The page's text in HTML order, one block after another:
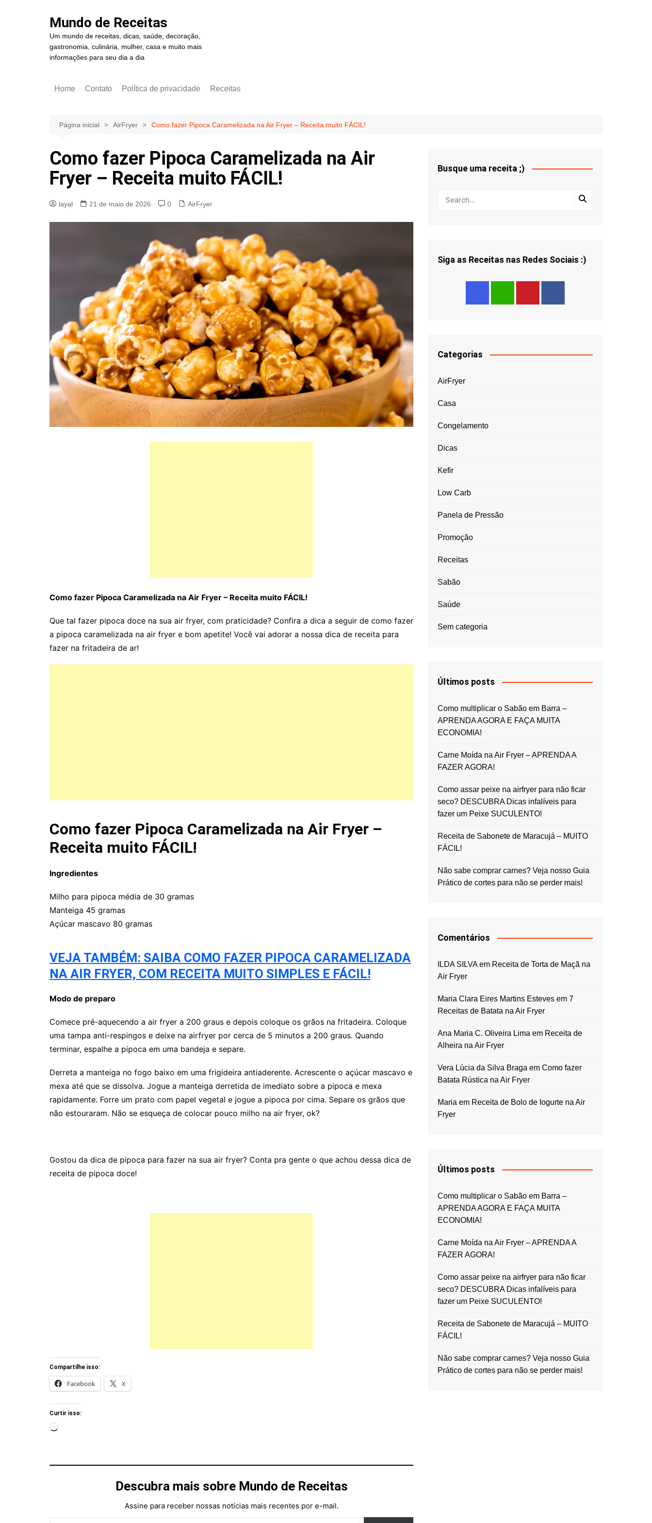
Mundo de Receitas
Um mundo de receitas, dicas, saúde, decoração,
gastronomia, culinária, mulher, casa e muito mais
informações para seu dia a dia
Home Contato Política de privacidade Receitas
Página inicial AirFryer Como fazer Pipoca Caramelizada na Air Fryer – Receita muito FÁCIL!
Como fazer Pipoca Caramelizada na Air
Fryer – Receita muito FÁCIL!
layal 21 de maio de 2026 0 AirFryer
Como fazer Pipoca Caramelizada na Air Fryer – Receita muito FÁCIL!
Que tal fazer pipoca doce na sua air fryer, com praticidade? Confira a dica a seguir de como fazer
a pipoca caramelizada na air fryer e bom apetite! Você vai adorar a nossa dica de receita para
fazer na fritadeira de ar!
Como fazer Pipoca Caramelizada na Air Fryer –
Receita muito FÁCIL!
Ingredientes
Milho para pipoca média de 30 gramas
Manteiga 45 gramas
Açúcar mascavo 80 gramas
VEJA TAMBÉM: SAIBA COMO FAZER PIPOCA CARAMELIZADA
NA AIR FRYER, COM RECEITA MUITO SIMPLES E FÁCIL!
Modo de preparo
Comece pré-aquecendo a air fryer a 200 graus e depois coloque os grãos na fritadeira. Coloque
uma tampa anti-respingos e deixe na airfryer por cerca de 5 minutos a 200 graus. Quando
terminar, espalhe a pipoca em uma bandeja e separe.
Derreta a manteiga no fogo baixo em uma frigideira antiaderente. Acrescente o açúcar mascavo e
mexa até que se dissolva. Jogue a manteiga derretida de imediato sobre a pipoca e mexa
rapidamente. Forre um prato com papel vegetal e jogue a pipoca por cima. Separe os grãos que
não estouraram. Não se esqueça de colocar pouco milho na air fryer, ok?
Gostou da dica de pipoca para fazer na sua air fryer? Conta pra gente o que achou dessa dica de
receita de pipoca doce!
Compartilhe isso:
Facebook X
Curtir isso:
Carregando...
Descubra mais sobre Mundo de Receitas
Assine para receber nossas notícias mais recentes por e-mail.
Busque uma receita ;)
Siga as Receitas nas Redes Sociais :)
Categorias
AirFryer
Casa
Congelamento
Dicas
Kefir
Low Carb
Panela de Pressão
Promoção
Receitas
Sabão
Saúde
Sem categoria
Últimos posts
Como multiplicar o Sabão em Barra –
APRENDA AGORA E FAÇA MUITA
ECONOMIA!
Carne Moída na Air Fryer – APRENDA A
FAZER AGORA!
Como assar peixe na airfryer para não ficar
seco? DESCUBRA Dicas infalíveis para
fazer um Peixe SUCULENTO!
Receita de Sabonete de Maracujá – MUITO
FÁCIL!
Não sabe comprar carnes? Veja nosso Guia
Prático de cortes para não se perder mais!
Comentários
ILDA SILVAem Receita de Torta de Maçã na
Air Fryer
Maria Clara Eires Martins Esteves em 7
Receitas de Batata na Air Fryer
Ana Maria C. Oliveira Lima em Receita de
Alheira na Air Fryer
Vera Lúcia da Silva Braga em Como fazer
Batata Rústica na Air Fryer
Maria em Receita de Bolo de Iogurte na Air
Fryer
Últimos posts
Como multiplicar o Sabão em Barra –
APRENDA AGORA E FAÇA MUITA
ECONOMIA!
Carne Moída na Air Fryer – APRENDA A
FAZER AGORA!
Como assar peixe na airfryer para não ficar
seco? DESCUBRA Dicas infalíveis para
fazer um Peixe SUCULENTO!
Receita de Sabonete de Maracujá – MUITO
FÁCIL!
Não sabe comprar carnes? Veja nosso Guia
Prático de cortes para não se perder mais!